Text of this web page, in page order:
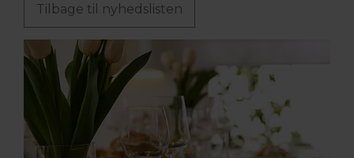
Tilbage til nyhedslisten